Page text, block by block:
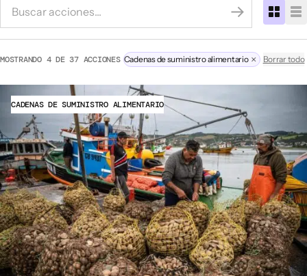
EXPLORAR
Opciones políticas en agricultura y
sistemas alimentarios
Conexiones
MOSTRANDO 4 DE 37 ACCIONES Cadenas de suministro alimentario × Borrar todo
CADENAS DE SUMINISTRO ALIMENTARIO